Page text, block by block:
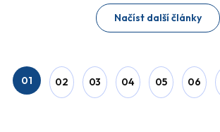
Načíst další články
01 02 03 04 05 06